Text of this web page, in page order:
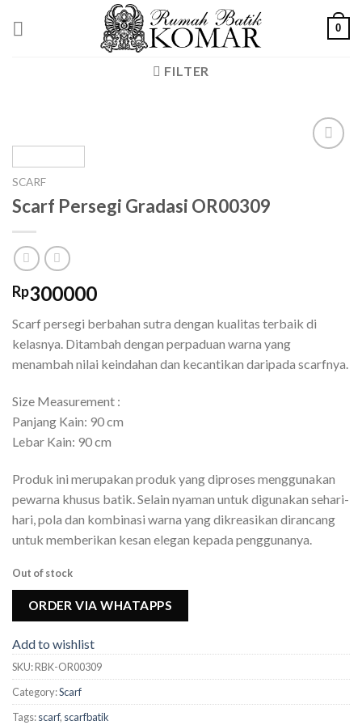
0
FILTER
SCARF
Scarf Persegi Gradasi OR00309
Rp300000
Scarf persegi berbahan sutra dengan kualitas terbaik di
kelasnya. Ditambah dengan perpaduan warna yang
menambah nilai keindahan dan kecantikan daripada scarfnya.
Size Measurement :
Panjang Kain: 90 cm
Lebar Kain: 90 cm
Produk ini merupakan produk yang diproses menggunakan
pewarna khusus batik. Selain nyaman untuk digunakan sehari-
hari, pola dan kombinasi warna yang dikreasikan dirancang
untuk memberikan kesan elegan kepada penggunanya.
Out of stock
ORDER VIA WHATAPPS
Add to wishlist
SKU:RBK-OR00309
Category:Scarf
Tags:scarf, scarfbatik